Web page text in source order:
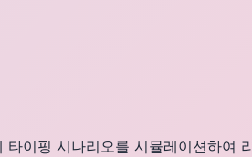
이핑 시나리오를 시뮬레이션하여